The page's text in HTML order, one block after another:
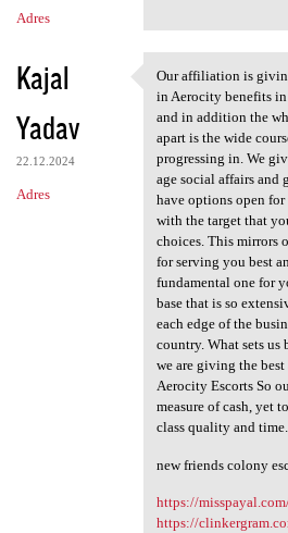
Adres
Kajal
Yadav
22.12.2024
Adres
Our affiliation is
Our affiliation is
in Aerocity benefits
and in addition the
apart is the wide
progressing in. We
age social affairs and
have options open
with the target that
choices. This mirrors
for serving you best
fundamental one for
base that is so
each edge of the
country. What sets us
we are giving the
Aerocity Escorts So
measure of cash, yet
class quality and time.
new friends colony
https://
https://